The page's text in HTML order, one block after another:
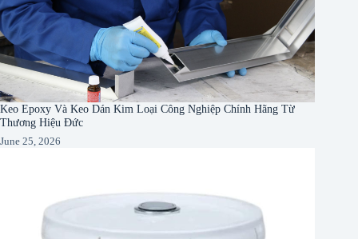
Keo Epoxy Và Keo Dán Kim Loại Công Nghiệp Chính Hãng Từ
Thương Hiệu Đức
June 25, 2026